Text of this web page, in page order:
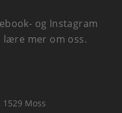
og Instagram
lære mer om oss.
1529 Moss